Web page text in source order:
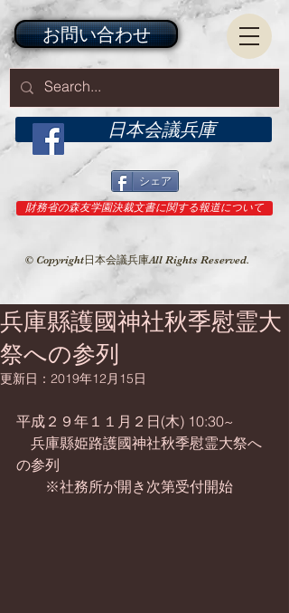
日本会議兵庫
© Copyright日本会議兵庫All Rights Reserved.
シェア
お問い合わせ
財務省の森友学園決裁文書に関する報道について
兵庫縣護國神社秋季慰霊大
祭への参列
更新日： 2019年12月15日
平成２９年１１月２日(木) 10:30~
兵庫縣姫路護國神社秋季慰霊大祭へ
の参列
※社務所が開き次第受付開始